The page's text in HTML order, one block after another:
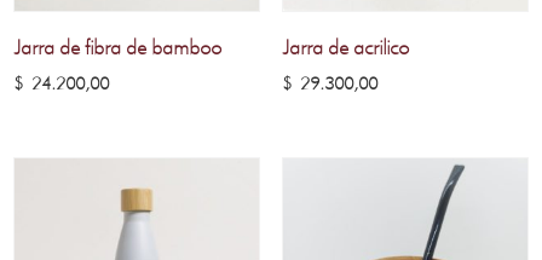
Jarra de fibra de bamboo
$ 24.200,00
Jarra de acrilico
$29.300,00